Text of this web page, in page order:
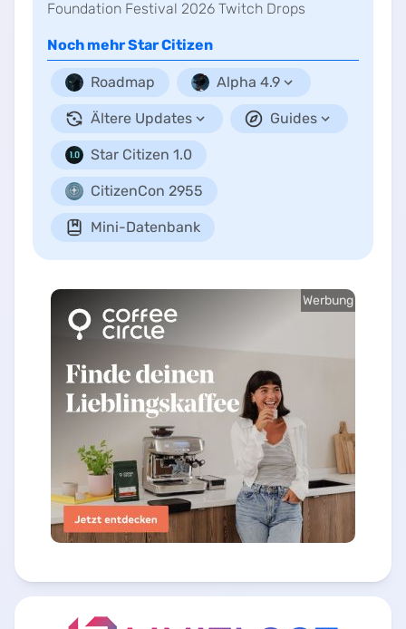
Foundation Festival 2026 Twitch Drops
Noch mehrStar Citizen
Roadmap Alpha 4.9
Ältere Updates Guides
Star Citizen 1.0
CitizenCon 2955
Mini-Datenbank
Werbung